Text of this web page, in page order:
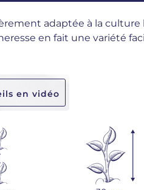
adaptée à la culture
en fait une variété
en vidéo